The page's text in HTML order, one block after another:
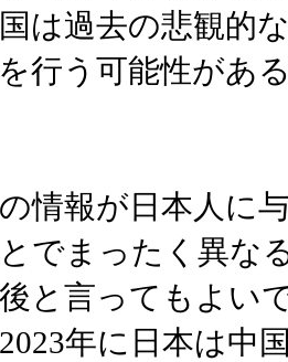
は過去の悲観的
行う可能性があ
報が日本人に与
でまったく異な
と言ってもよい
年に日本は中